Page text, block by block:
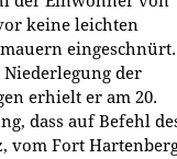
keine leichten
eingeschnürt.
der
erhielt er am 20.
dass auf Befehl
vom Fort